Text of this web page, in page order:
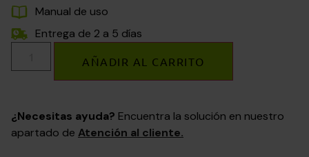
Manual de uso
Entrega de 2 a 5 días
AÑADIR AL CARRITO
¿Necesitas ayuda? Encuentra la solución en nuestro
apartado de Atención al cliente.